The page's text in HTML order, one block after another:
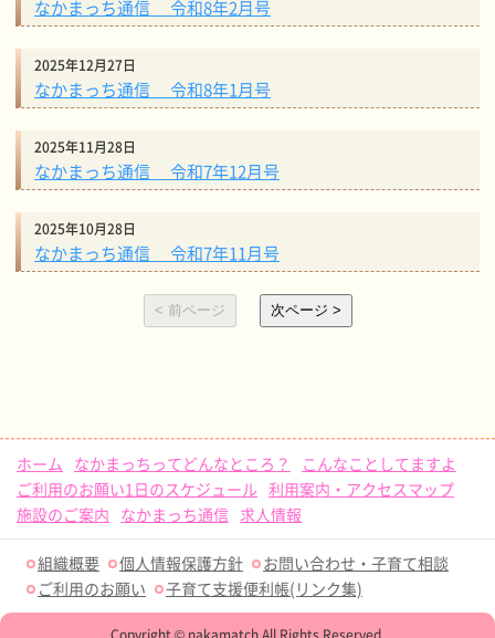
なかまっち通信 令和8年2月号
2025年12月27日
なかまっち通信 令和8年1月号
2025年11月28日
なかまっち通信 令和7年12月号
2025年10月28日
なかまっち通信 令和7年11月号
ホーム なかまっちってどんなところ？
こんなことしてますよ
ご利用のお願い1日のスケジュール 利用案内・アクセスマップ
施設のご案内 なかまっち通信 求人情報
組織概要 個人情報保護方針
お問い合わせ・子育て相談
ご利用のお願い
子育て支援便利帳(リンク集)
Copyright © nakamatch All Rights Reserved.